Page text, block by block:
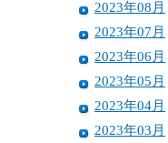
2023年08月
2023年07月
2023年06月
2023年05月
2023年04月
2023年03月